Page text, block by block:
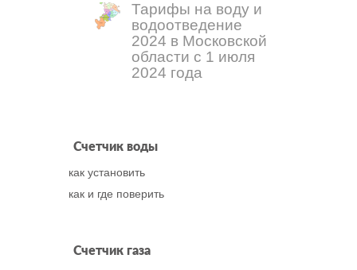
Тарифы на воду и
водоотведение
2024 в Московской
области с 1 июля
2024 года
Счетчик воды
как установить
как и где поверить
Счетчик газа